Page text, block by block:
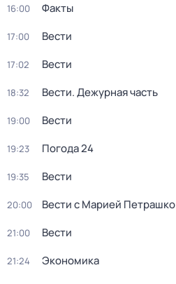
16:00 Факты
17:00 Вести
17:02 Вести
18:32 Вести. Дежурная часть
19:00 Вести
19:23 Погода 24
19:35 Вести
20:00 Вести с Марией Петрашко
21:00 Вести
21:24 Экономика